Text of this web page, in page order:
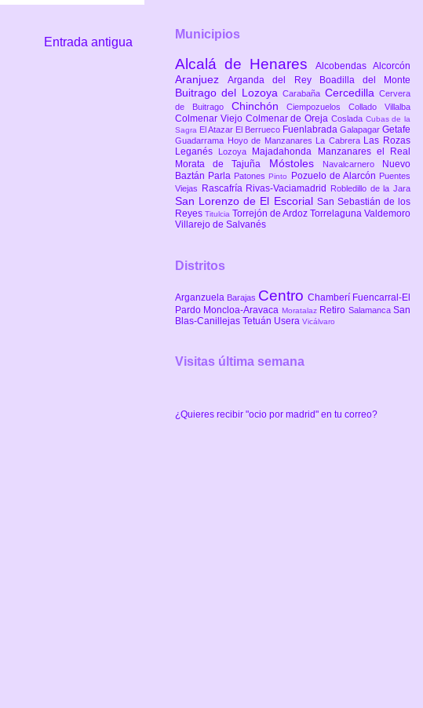
Entrada antigua
Municipios
Alcalá de Henares Alcobendas Alcorcón
AranjuezArganda del Rey Boadilla del Monte
Buitrago del LozoyaCarabaña CercedillaCervera
de Buitrago ChinchónCiempozuelosCollado Villalba
Colmenar Viejo Colmenar de Oreja Coslada Cubas de la
Sagra El Atazar El Berrueco Fuenlabrada Galapagar Getafe
Guadarrama Hoyo de Manzanares La Cabrera Las Rozas
Leganés
Lozoya Majadahonda
Manzanares el Real
Morata de Tajuña Móstoles Navalcarnero
Nuevo
Baztán Parla PatonesPinto Pozuelo de Alarcón Puentes
Viejas
Rascafría Rivas-Vaciamadrid Robledillo de la Jara
San Lorenzo de El Escorial San Sebastián de los
Reyes Titulcia Torrejón de Ardoz Torrelaguna Valdemoro
Villarejo de Salvanés
Distritos
Arganzuela Barajas Centro Chamberí Fuencarral-El
Pardo Moncloa-Aravaca Moratalaz Retiro SalamancaSan
Blas-Canillejas Tetuán Usera Vicálvaro
Visitas última semana
¿Quieres recibir "ocio por madrid" en tu correo?